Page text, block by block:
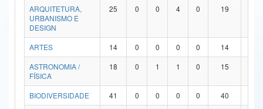
Ministério da Mulher, da Família e dos Direitos Humanos
Secretaria de Governo
ARQUITETURA,
URBANISMO E
DESIGN
25 0 0 4 0 19
ARTES 14 0 0 0 0 14
ASTRONOMIA /
FÍSICA
18 0 1 1 0 15
BIODIVERSIDADE 41 0 0 0 0 40